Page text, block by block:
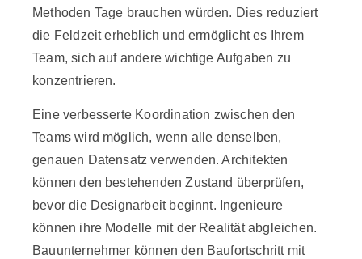
Methoden Tage brauchen würden. Dies reduziert
die Feldzeit erheblich und ermöglicht es Ihrem
Team, sich auf andere wichtige Aufgaben zu
konzentrieren.
Eine verbesserte Koordination zwischen den
Teams wird möglich, wenn alle denselben,
genauen Datensatz verwenden. Architekten
können den bestehenden Zustand überprüfen,
bevor die Designarbeit beginnt. Ingenieure
können ihre Modelle mit der Realität abgleichen.
Bauunternehmer können den Baufortschritt mit